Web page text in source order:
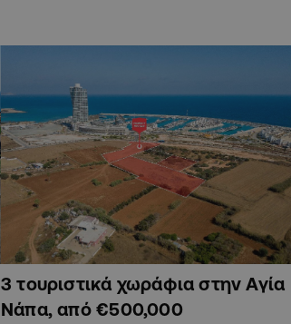
3 τουριστικά χωράφια στην Αγία
Νάπα, από €500,000